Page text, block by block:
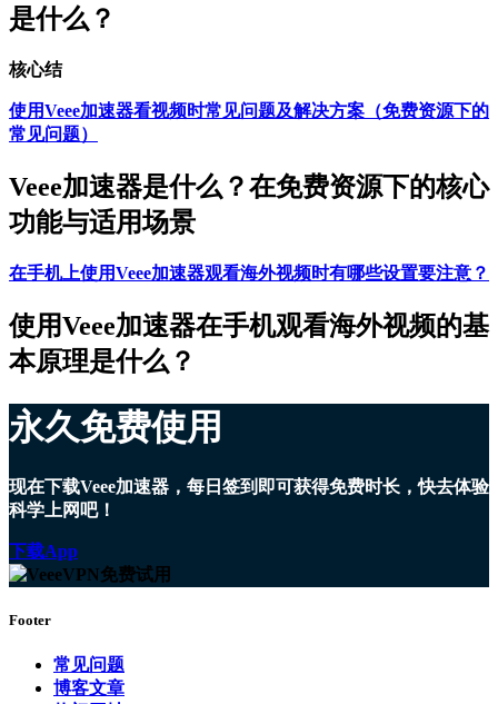
是什么？
核心结
使用Veee加速器看视频时常见问题及解决方案（免费资源下的
常见问题）
Veee加速器是什么？在免费资源下的核心
功能与适用场景
在手机上使用Veee加速器观看海外视频时有哪些设置要注意？
使用Veee加速器在手机观看海外视频的基
本原理是什么？
永久免费使用
现在下载Veee加速器，每日签到即可获得免费时长，快去体验
科学上网吧！
下载App
Footer
常见问题
博客文章